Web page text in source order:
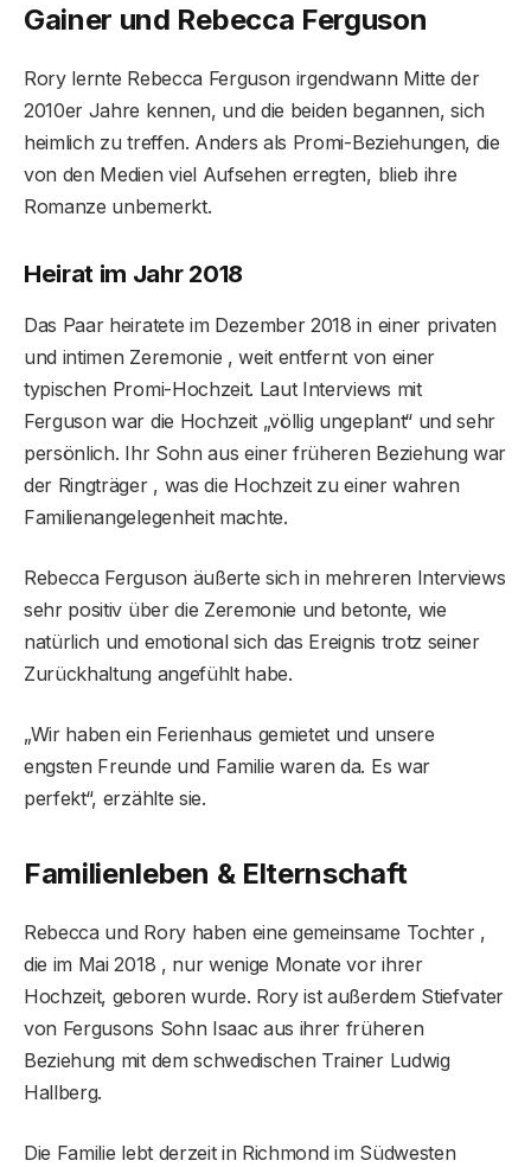
Gainer und Rebecca Ferguson
Rory lernte Rebecca Ferguson irgendwann Mitte der
2010er Jahre kennen, und die beiden begannen, sich
heimlich zu treffen. Anders als Promi-Beziehungen, die
von den Medien viel Aufsehen erregten, blieb ihre
Romanze unbemerkt.
Heirat im Jahr 2018
Das Paar heiratete im Dezember 2018 in einer privaten
und intimen Zeremonie , weit entfernt von einer
typischen Promi-Hochzeit. Laut Interviews mit
Ferguson war die Hochzeit „völlig ungeplant“ und sehr
persönlich. Ihr Sohn aus einer früheren Beziehung war
der Ringträger , was die Hochzeit zu einer wahren
Familienangelegenheit machte.
Rebecca Ferguson äußerte sich in mehreren Interviews
sehr positiv über die Zeremonie und betonte, wie
natürlich und emotional sich das Ereignis trotz seiner
Zurückhaltung angefühlt habe.
„Wir haben ein Ferienhaus gemietet und unsere
engsten Freunde und Familie waren da. Es war
perfekt“, erzählte sie.
Familienleben & Elternschaft
Rebecca und Rory haben eine gemeinsame Tochter ,
die im Mai 2018 , nur wenige Monate vor ihrer
Hochzeit, geboren wurde. Rory ist außerdem Stiefvater
von Fergusons Sohn Isaac aus ihrer früheren
Beziehung mit dem schwedischen Trainer Ludwig
Hallberg.
Die Familie lebt derzeit in Richmond im Südwesten